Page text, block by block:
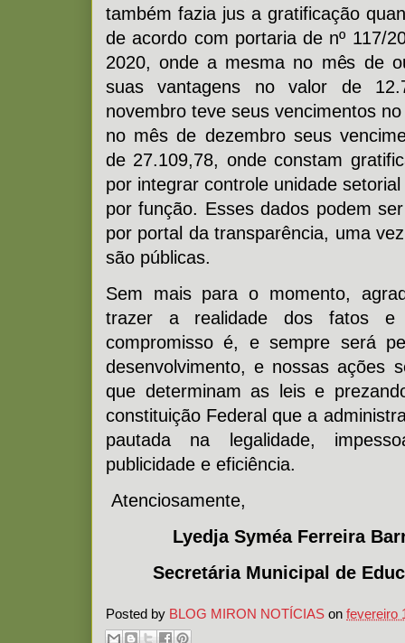
também fazia jus a gratificação
de acordo com portaria de nº 117/
2020, onde a mesma no mês de
suas vantagens no valor de
novembro teve seus vencimentos
no mês de dezembro seus
de 27.109,78, onde constam
por integrar controle unidade
por função. Esses dados podem
por portal da transparência, uma
são públicas.
Sem mais para o momento,
trazer a realidade dos fatos e
compromisso é, e sempre será
desenvolvimento, e nossas ações
que determinam as leis e
constituição Federal que a
pautada na legalidade,
publicidade e eficiência.
Atenciosamente,
Lyedja Syméa Ferreira
Secretária Municipal de
Posted by BLOG MIRON NOTÍCIAS on fevereiro